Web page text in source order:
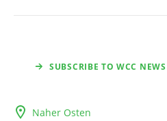
SUBSCRIBE TO WCC NEWS
Naher Osten